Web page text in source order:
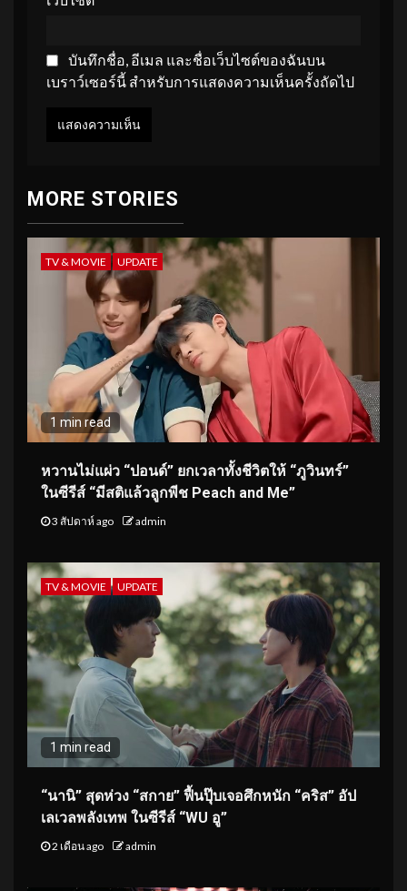
บันทึกชื่อ, อีเมล และชื่อเว็บไซต์ของฉันบน
เบราว์เซอร์นี้ สำหรับการแสดงความเห็นครั้งถัดไป
MORE STORIES
TV & MOVIE UPDATE
1 min read
หวานไม่แผ่ว “ปอนด์” ยกเวลาทั้งชีวิตให้ “ภูวินทร์”
ในซีรีส์ “มีสติแล้วลูกพีช Peach and Me”
3 สัปดาห์ ago admin
TV & MOVIE UPDATE
1 min read
“นานิ” สุดห่วง “สกาย” ฟื้นปุ๊บเจอศึกหนัก “คริส” อัป
เลเวลพลังเทพ ในซีรีส์ “WU อู”
2 เดือน ago admin